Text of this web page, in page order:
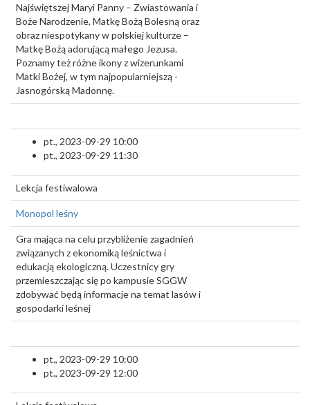
Najświętszej Maryi Panny – Zwiastowania i
Boże Narodzenie, Matkę Bożą Bolesną oraz
obraz niespotykany w polskiej kulturze –
Matkę Bożą adorującą małego Jezusa.
Poznamy też różne ikony z wizerunkami
Matki Bożej, w tym najpopularniejszą -
Jasnogórską Madonnę.
pt., 2023-09-29 10:00
pt., 2023-09-29 11:30
Lekcja festiwalowa
Monopol leśny
Gra mająca na celu przybliżenie zagadnień
związanych z ekonomiką leśnictwa i
edukacją ekologiczną. Uczestnicy gry
przemieszczając się po kampusie SGGW
zdobywać będą informacje na temat lasów i
gospodarki leśnej
pt., 2023-09-29 10:00
pt., 2023-09-29 12:00